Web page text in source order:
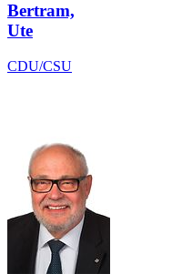
Bertram,
Ute
CDU/CSU